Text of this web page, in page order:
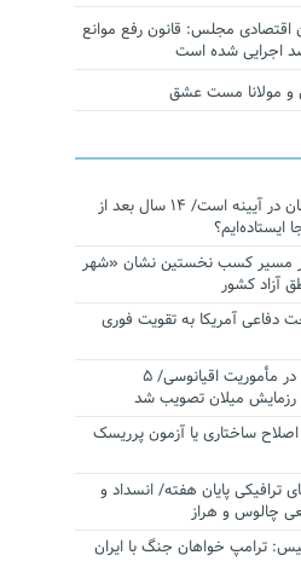
مجلس: قانون رفع موانع
مولانا مست عشق
نجات‌دهنده‌ همچنان در آیینه است/ ۱۴ سال بعد از
ایستاده‌ایم؟
مسیر کسب نخستین نشان «شهر
آزاد کشور
آمریکا به تقویت فوری
اقتدار ناوگروه ۱۰۳ در مأموریت‌ اقیانوسی/ ۵
رزمایش میلان تصویب شد
ساختاری یا آزمون پرریسک
ترافیکی پایان هفته/ انسداد و
چالوس و هراز
ترامپ خواهان جنگ با ایران